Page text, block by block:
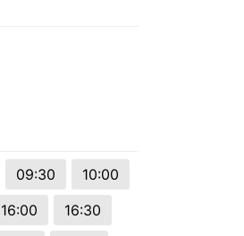
09:30
10:00
16:00
16:30